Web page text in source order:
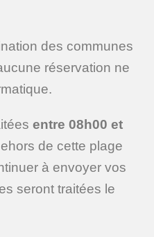
des communes
réservation ne
entre 08h00 et
de cette plage
à envoyer vos
seront traitées le